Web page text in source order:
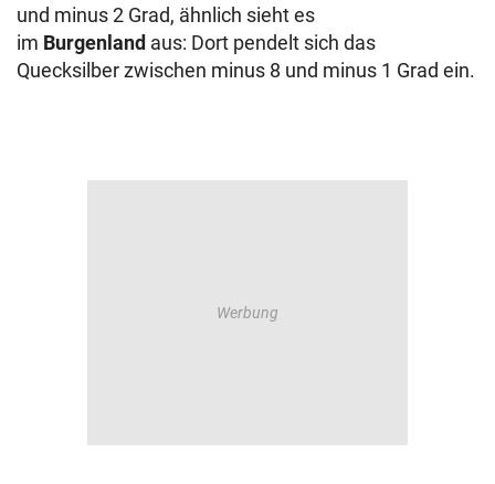
und minus 2 Grad, ähnlich sieht es
im Burgenland aus: Dort pendelt sich das
Quecksilber zwischen minus 8 und minus 1 Grad ein.